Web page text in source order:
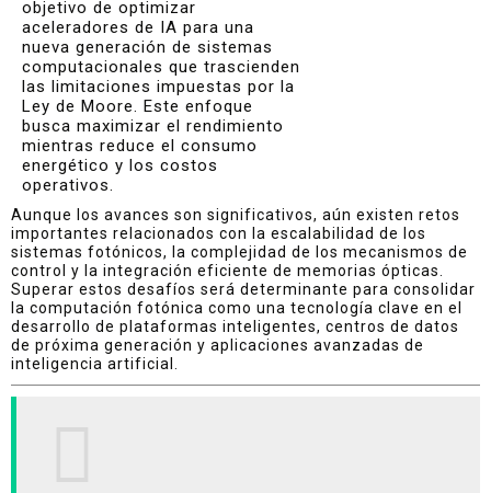
objetivo de optimizar
aceleradores de IA para una
nueva generación de sistemas
computacionales que trascienden
las limitaciones impuestas por la
Ley de Moore. Este enfoque
busca maximizar el rendimiento
mientras reduce el consumo
energético y los costos
operativos.
Aunque los avances son significativos, aún existen retos
importantes relacionados con la escalabilidad de los
sistemas fotónicos, la complejidad de los mecanismos de
control y la integración eficiente de memorias ópticas.
Superar estos desafíos será determinante para consolidar
la computación fotónica como una tecnología clave en el
desarrollo de plataformas inteligentes, centros de datos
de próxima generación y aplicaciones avanzadas de
inteligencia artificial.